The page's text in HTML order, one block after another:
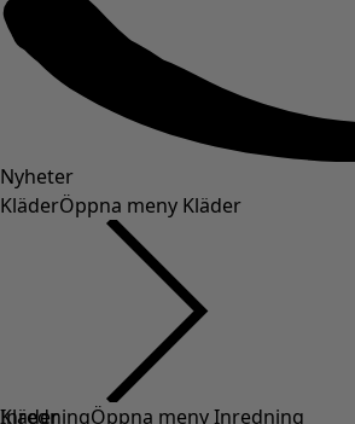
Nyheter
KläderÖppna meny Kläder
Kläder
InredningÖppna meny Inredning